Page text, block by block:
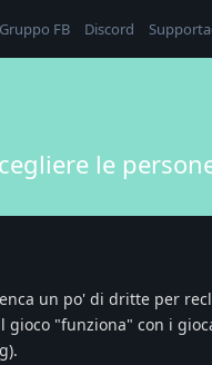
Gruppo FB Discord
le
un po' di dritte per
gioco "funziona" con i